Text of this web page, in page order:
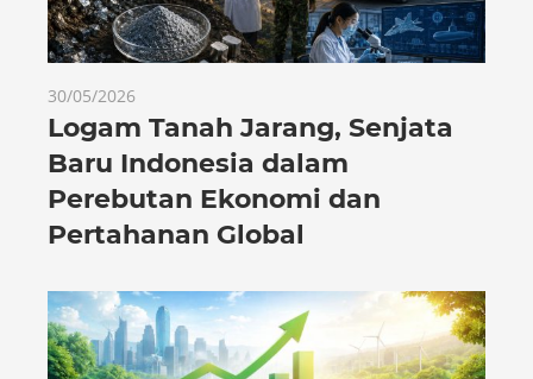
30/05/2026
Logam Tanah Jarang, Senjata
Baru Indonesia dalam
Perebutan Ekonomi dan
Pertahanan Global